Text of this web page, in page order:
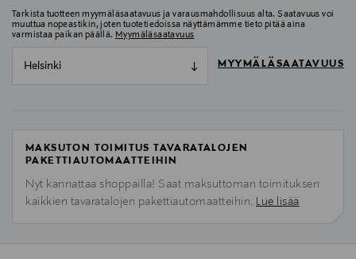
Tarkista tuotteen myymäläsaatavuus ja varausmahdollisuus alta. Saatavuus voi
muuttua nopeastikin, joten tuotetiedoissa näyttämämme tieto pitää aina
varmistaa paikan päällä. Myymäläsaatavuus
Helsinki MYYMÄLÄSAATAVUUS
MAKSUTON TOIMITUS TAVARATALOJEN
PAKETTIAUTOMAATTEIHIN
Nyt kannattaa shoppailla! Saat maksuttoman toimituksen
kaikkien tavaratalojen pakettiautomaatteihin. Lue lisää